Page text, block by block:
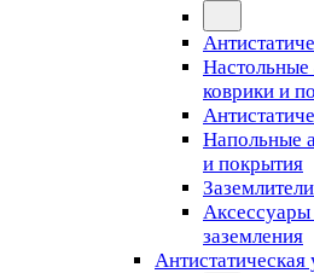
Настольные
коврики и
Напольные
и покрытия
заземления
Антистатическая